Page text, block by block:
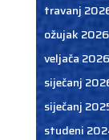
travanj
ožujak 2026
veljača 2026
siječanj
siječanj
studeni